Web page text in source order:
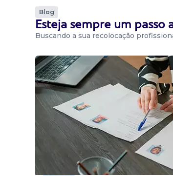
Blog
Esteja sempre um
Buscando a sua recolocação